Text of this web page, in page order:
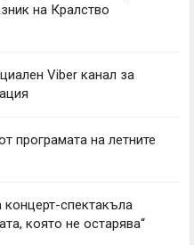
на Кралство
Viber канал за
програмата на летните
спектакъла
която не остарява“